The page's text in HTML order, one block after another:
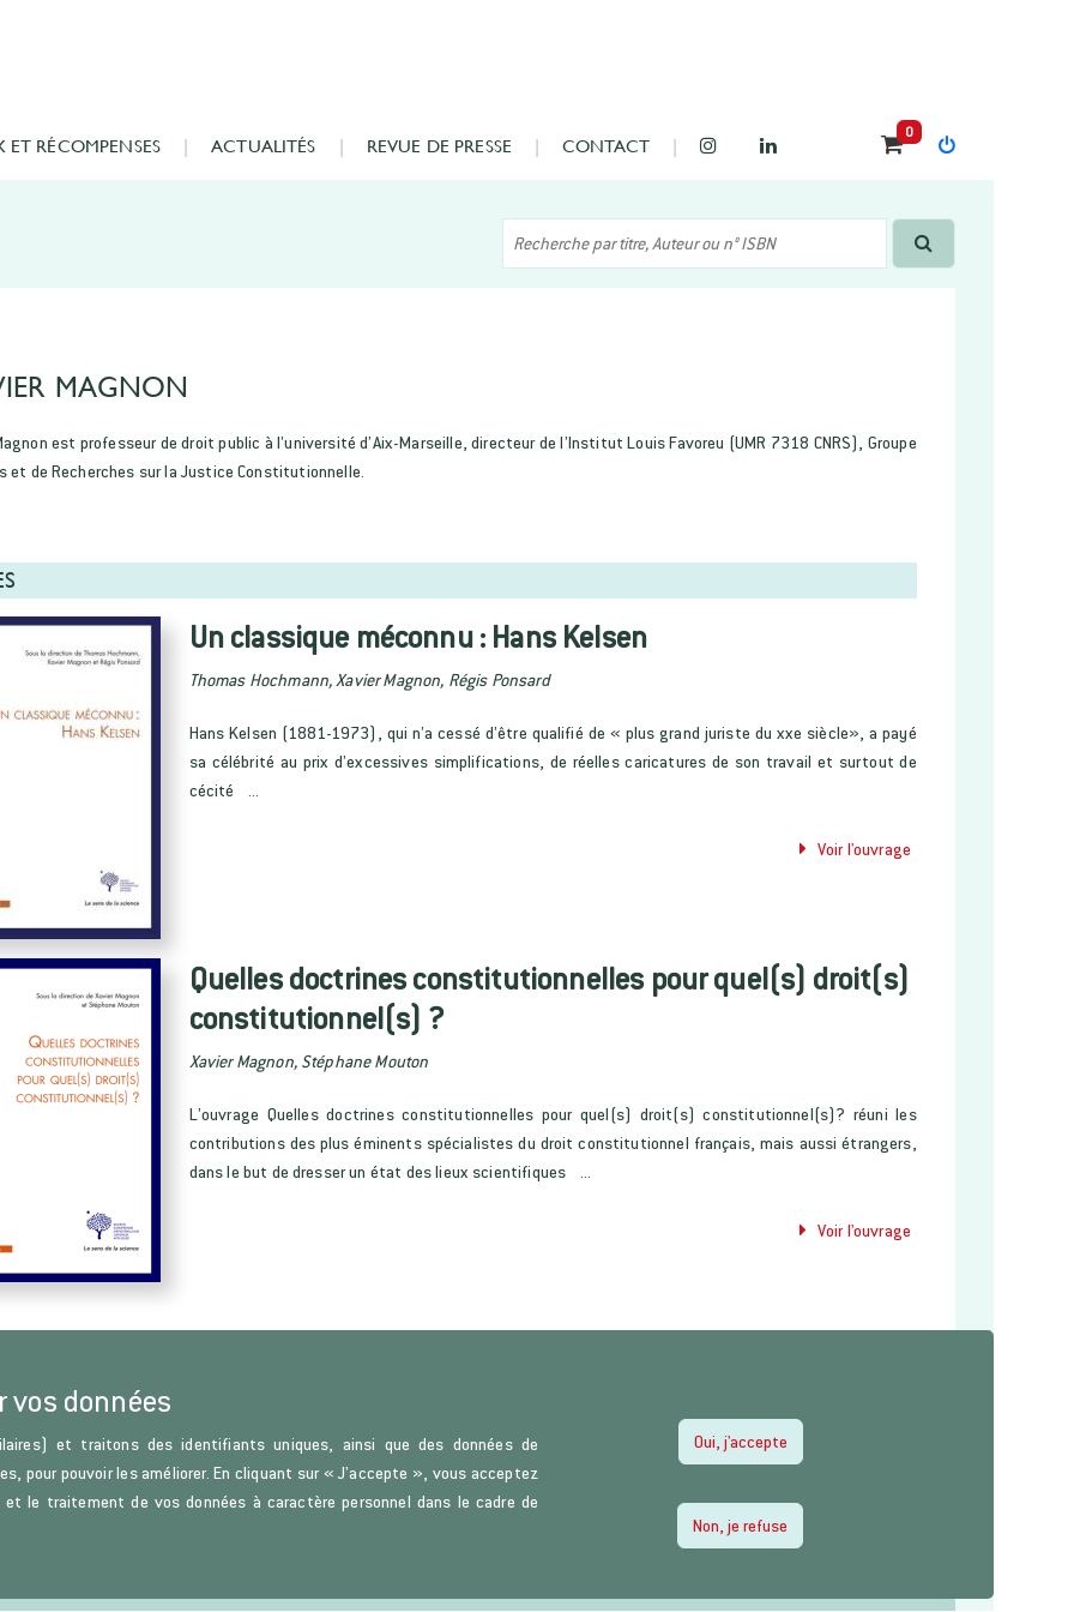
ET RÉCOMPENSES ACTUALITÉS REVUE DE PRESSE CONTACT
0
MAGNON
est professeur de droit public à l’université d’Aix-Marseille, directeur de l’Institut Louis Favoreu (UMR 7318 CNRS), Groupe
et de Recherches sur la Justice Constitutionnelle.
Un classique méconnu : Hans Kelsen
Thomas Hochmann, Xavier Magnon, Régis Ponsard
Hans Kelsen (1881-1973), qui n’a cessé d’être qualifié de « plus grand juriste du xxe siècle», a payé
sa célébrité au prix d’excessives simplifications, de réelles caricatures de son travail et surtout de
cécité ...
Voir l'ouvrage
Quelles doctrines constitutionnelles pour quel(s) droit(s)
constitutionnel(s) ?
Xavier Magnon, Stéphane Mouton
L’ouvrage Quelles doctrines constitutionnelles pour quel(s) droit(s) constitutionnel(s)? réuni les
contributions des plus éminents spécialistes du droit constitutionnel français, mais aussi étrangers,
dans le but de dresser un état des lieux scientifiques ...
Voir l'ouvrage
vos données
et traitons des identifiants uniques, ainsi que des données de
pour pouvoir les améliorer. En cliquant sur « J’accepte », vous acceptez
le traitement de vos données à caractère personnel dans le cadre de
Oui, j'accepte
Non, je refuse